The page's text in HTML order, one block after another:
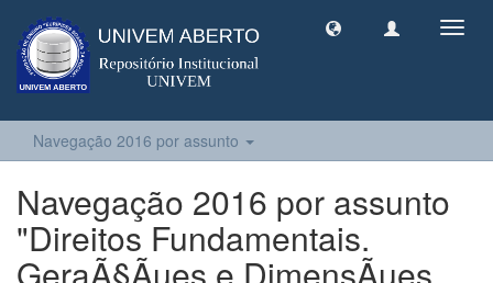
Navegação 2016 por assunto
Navegação 2016 por assunto
"Direitos Fundamentais.